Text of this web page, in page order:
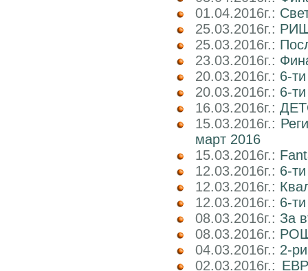
01.04.2016г.:
25.03.2016г.: РИШ
25.03.2016г.:
23.03.2016г.:
20.03.2016г.: 6-
20.03.2016г.: 6-
16.03.2016г.:
15.03.2016г.:
март 2016
15.03.2016г.:
12.03.2016г.: 6-
12.03.2016г.:
12.03.2016г.: 6-
08.03.2016г.: За
08.03.2016г.: РОШ
04.03.2016г.: 2-
02.03.2016г.: